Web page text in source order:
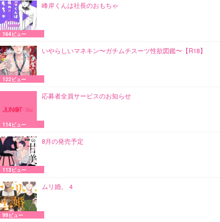
峰岸くんは社長のおもちゃ
164ビュー
いやらしいマネキン〜ガチムチスーツ性欲図鑑〜【R18】
122ビュー
応募者全員サービスのお知らせ
114ビュー
8月の発売予定
113ビュー
ムリ婚。 4
99ビュー